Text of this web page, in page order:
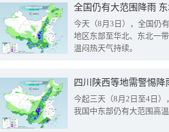
全国仍有大范围降雨
今天（8月3日），全国仍
地区东部至华北、东北一
温闷热天气持续。
今起三天（8月2日至4日
我国中东部仍有大范围高